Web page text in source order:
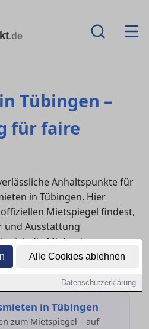
Alle Cookies ablehnen
Datenschutzerklärung
.de
Tübingen –
für faire
Anhaltspunkte für
in Tübingen. Hier
Mietspiegel findest,
und Ausstattung
sich die Mieten im
und wie du den
rechtssicher nutzt.
in Tübingen
zum Mietspiegel – auf